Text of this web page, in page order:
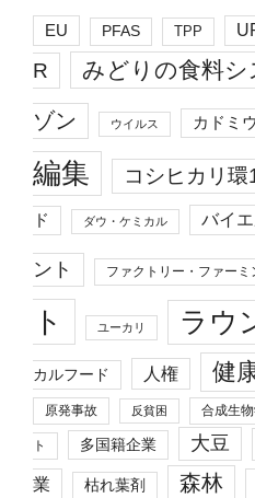
EU PFAS TPP
R
みどりの食料シ
ゾン ウイルス カドミ
編集
コシヒカリ環
ド ダウ・ケミカル バイ
ント ファクトリー・ファーミ
ト
ユーカリ ラウ
カルフード 人権 健
原発事故 反貧困 合成生
ト 多国籍企業 大豆
業 枯れ葉剤 森林